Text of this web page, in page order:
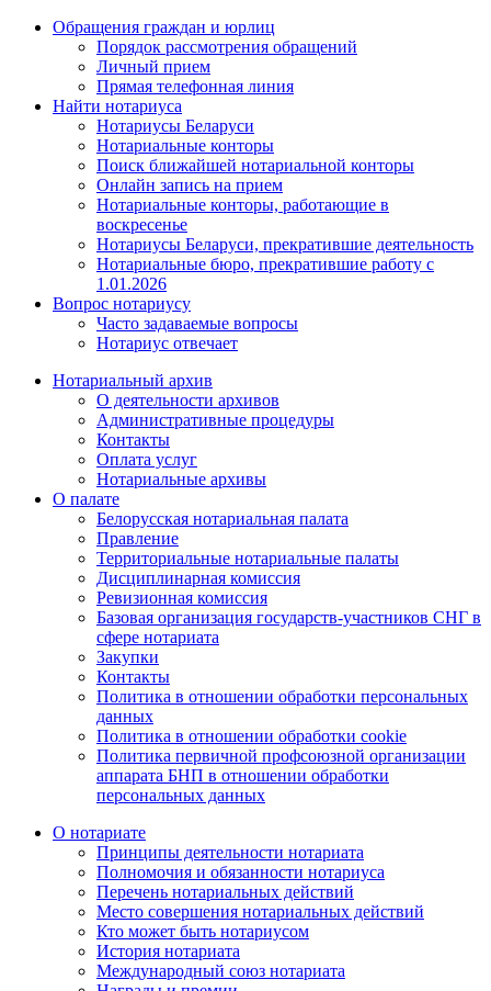
Обращения граждан и юрлиц
Порядок рассмотрения обращений
Личный прием
Прямая телефонная линия
Найти нотариуса
Нотариусы Беларуси
Нотариальные конторы
Поиск ближайшей нотариальной конторы
Онлайн запись на прием
Нотариальные конторы, работающие в
воскресенье
Нотариусы Беларуси, прекратившие деятельность
Нотариальные бюро, прекратившие работу с
1.01.2026
Вопрос нотариусу
Часто задаваемые вопросы
Нотариус отвечает
Нотариальный архив
О деятельности архивов
Административные процедуры
Контакты
Оплата услуг
Нотариальные архивы
О палате
Белорусская нотариальная палата
Правление
Территориальные нотариальные палаты
Дисциплинарная комиссия
Ревизионная комиссия
Базовая организация государств-участников СНГ в
сфере нотариата
Закупки
Контакты
Политика в отношении обработки персональных
данных
Политика в отношении обработки cookie
Политика первичной профсоюзной организации
аппарата БНП в отношении обработки
персональных данных
О нотариате
Принципы деятельности нотариата
Полномочия и обязанности нотариуса
Перечень нотариальных действий
Место совершения нотариальных действий
Кто может быть нотариусом
История нотариата
Международный союз нотариата